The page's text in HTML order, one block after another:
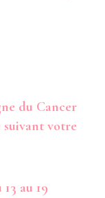
du Cancer
votre
au 19